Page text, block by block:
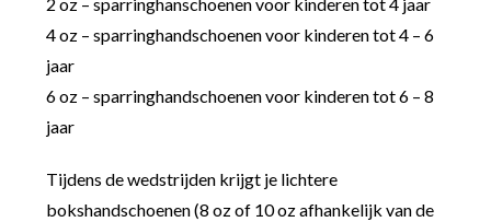
2 oz – sparringhanschoenen voor kinderen tot 4 jaar
4 oz – sparringhandschoenen voor kinderen tot 4 – 6
jaar
6 oz – sparringhandschoenen voor kinderen tot 6 – 8
jaar
Tijdens de wedstrijden krijgt je lichtere
bokshandschoenen (8 oz of 10 oz afhankelijk van de